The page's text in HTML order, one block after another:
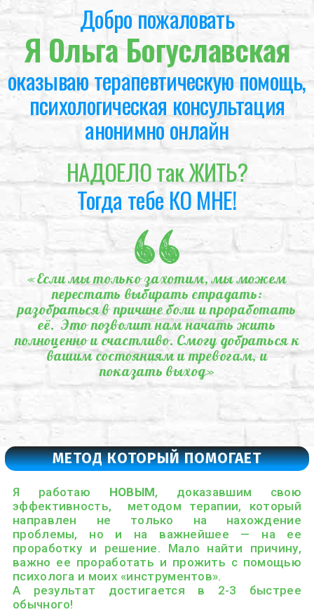
Добро пожаловать
Я Ольга Богуславская
оказываю терапевтическую помощь,
психологическая консультация
анонимно онлайн
НАДОЕЛО так ЖИТЬ?
Тогда тебе КО МНЕ!
«Если мы только захотим, мы можем
перестать выбирать страдать:
разобраться в причине боли и проработать
её. Это позволит нам начать жить
полноценно и счастливо. Смогу добраться к
вашим состояниям и тревогам, и
показать выход»
МЕТОД КОТОРЫЙ ПОМОГАЕТ
Я работаю НОВЫМ, доказавшим свою
эффективность, методом терапии, который
направлен не только на нахождение
проблемы, но и на важнейшее — на ее
проработку и решение. Мало найти причину,
важно ее проработать и прожить с помощью
психолога и моих «инструментов».
А результат достигается в 2-3 быстрее
обычного!